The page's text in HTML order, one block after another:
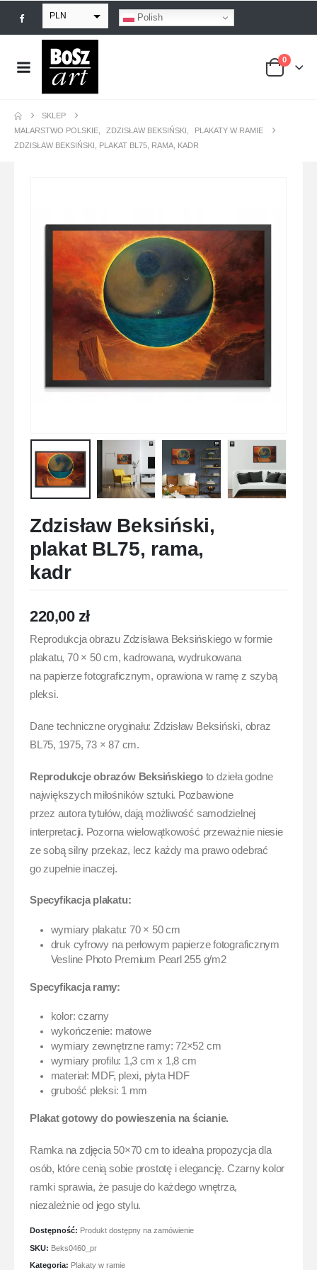
PLN
EUR
USD
Polish
0
SKLEP
MALARSTWO POLSKIE
ZDZISŁAW BEKSIŃSKI
PLAKATY W RAMIE
ZDZISŁAW BEKSIŃSKI, PLAKAT BL75, RAMA, KADR
Zdzisław Beksiński,
plakat BL75, rama,
kadr
220,00 zł
Reprodukcja obrazu Zdzisława Beksińskiego w formie
plakatu, 70 × 50 cm, kadrowana, wydrukowana
na papierze fotograficznym, oprawiona w ramę z szybą
pleksi.
Dane techniczne oryginału: Zdzisław Beksiński, obraz
BL75, 1975, 73 × 87 cm.
Reprodukcje obrazów Beksińskiego to dzieła godne
największych miłośników sztuki. Pozbawione
przez autora tytułów, dają możliwość samodzielnej
interpretacji. Pozorna wielowątkowość przeważnie niesie
ze sobą silny przekaz, lecz każdy ma prawo odebrać
go zupełnie inaczej.
Specyfikacja plakatu:
wymiary plakatu: 70 × 50 cm
druk cyfrowy na perłowym papierze fotograficznym
Vesline Photo Premium Pearl 255 g/m2
Specyfikacja ramy:
kolor: czarny
wykończenie: matowe
wymiary zewnętrzne ramy: 72×52 cm
wymiary profilu: 1,3 cm x 1,8 cm
materiał: MDF, plexi, płyta HDF
grubość pleksi: 1 mm
Plakat gotowy do powieszenia na ścianie.
Ramka na zdjęcia 50×70 cm to idealna propozycja dla
osób, które cenią sobie prostotę i elegancję. Czarny kolor
ramki sprawia, że pasuje do każdego wnętrza,
niezależnie od jego stylu.
Dostępność: Produkt dostępny na zamówienie
SKU: Beks0460_pr
Kategoria: Plakaty w ramie